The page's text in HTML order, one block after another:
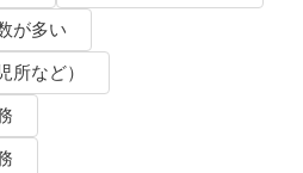
が多い
所など）